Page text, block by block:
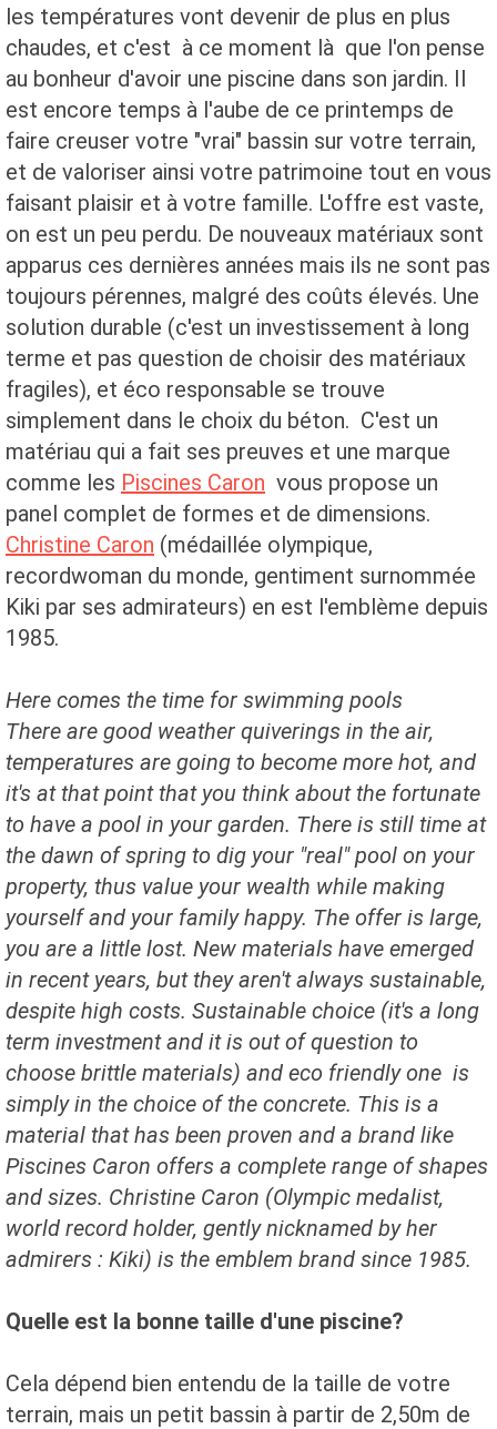
les températures vont devenir de plus en plus
chaudes, et c'est à ce moment là que l'on pense
au bonheur d'avoir une piscine dans son jardin. Il
est encore temps à l'aube de ce printemps de
faire creuser votre "vrai" bassin sur votre terrain,
et de valoriser ainsi votre patrimoine tout en vous
faisant plaisir et à votre famille. L'offre est vaste,
on est un peu perdu. De nouveaux matériaux sont
apparus ces dernières années mais ils ne sont pas
toujours pérennes, malgré des coûts élevés. Une
solution durable (c'est un investissement à long
terme et pas question de choisir des matériaux
fragiles), et éco responsable se trouve
simplement dans le choix du béton. C'est un
matériau qui a fait ses preuves et une marque
comme les Piscines Caron vous propose un
panel complet de formes et de dimensions.
Christine Caron (médaillée olympique,
recordwoman du monde, gentiment surnommée
Kiki par ses admirateurs) en est l'emblème depuis
1985.
Here comes the time for swimming pools
There are good weather quiverings in the air,
temperatures are going to become more hot, and
it's at that point that you think about the fortunate
to have a pool in your garden. There is still time at
the dawn of spring to dig your "real" pool on your
property, thus value your wealth while making
yourself and your family happy. The offer is large,
you are a little lost. New materials have emerged
in recent years, but they aren't always sustainable,
despite high costs. Sustainable choice (it's a long
term investment and it is out of question to
choose brittle materials) and eco friendly one is
simply in the choice of the concrete. This is a
material that has been proven and a brand like
Piscines Caron offers a complete range of shapes
and sizes. Christine Caron (Olympic medalist,
world record holder, gently nicknamed by her
admirers : Kiki) is the emblem brand since 1985.
Quelle est la bonne taille d'une piscine?
Cela dépend bien entendu de la taille de votre
terrain, mais un petit bassin à partir de 2,50m de